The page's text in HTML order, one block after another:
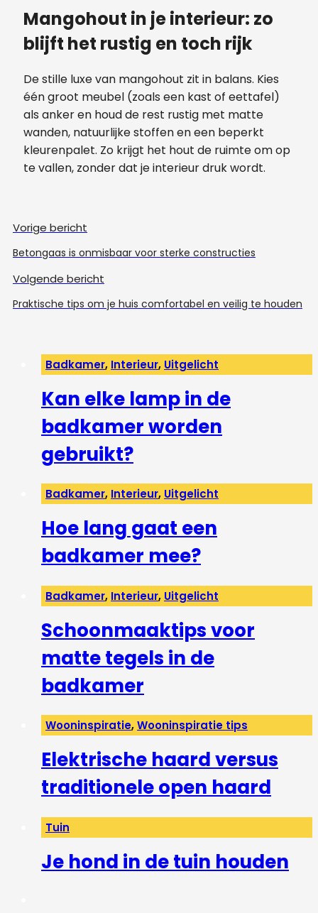
Mangohout in je interieur: zo
blijft het rustig en toch rijk
De stille luxe van mangohout zit in balans. Kies
één groot meubel (zoals een kast of eettafel)
als anker en houd de rest rustig met matte
wanden, natuurlijke stoffen en een beperkt
kleurenpalet. Zo krijgt het hout de ruimte om op
te vallen, zonder dat je interieur druk wordt.
Vorige bericht
Betongaas is onmisbaar voor sterke constructies
Volgende bericht
Praktische tips om je huis comfortabel en veilig te houden
Badkamer, Interieur, Uitgelicht
Kan elke lamp in de
badkamer worden
gebruikt?
Badkamer, Interieur, Uitgelicht
Hoe lang gaat een
badkamer mee?
Badkamer, Interieur, Uitgelicht
Schoonmaaktips voor
matte tegels in de
badkamer
Wooninspiratie,Wooninspiratie tips
Elektrische haard versus
traditionele open haard
Tuin
Je hond in de tuin houden